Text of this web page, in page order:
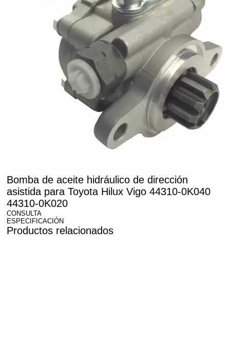
Bomba de aceite hidráulico de dirección
asistida para Toyota Hilux Vigo 44310-0K040
44310-0K020
CONSULTA
ESPECIFICACIÓN
Productos relacionados